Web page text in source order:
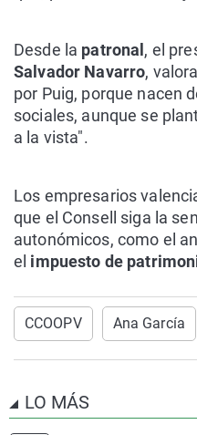
Desde la patronal , el
Salvador Navarro,
por Puig, porque nacen
sociales, aunque se
a la vista".
Los empresarios
que el Consell siga la
autonómicos, como el
el impuesto de
CCOOPV Ana García
LO MÁS